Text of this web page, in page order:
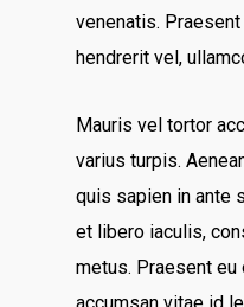
venenatis.
hendrerit vel,
Mauris vel tortor
varius turpis.
quis sapien in ante
et libero iaculis,
metus. Praesent